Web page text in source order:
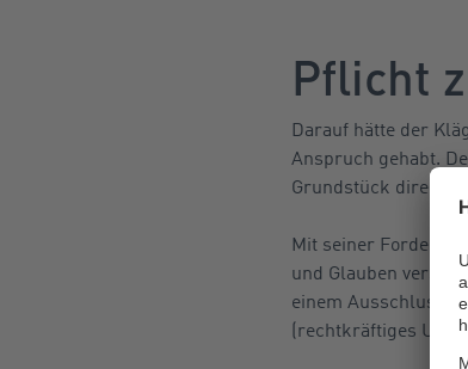
Pflicht
Darauf hätte der
Anspruch gehabt.
Grundstück direkt
Mit seiner
und Glauben
einem Ausschluss
(rechtkräftiges